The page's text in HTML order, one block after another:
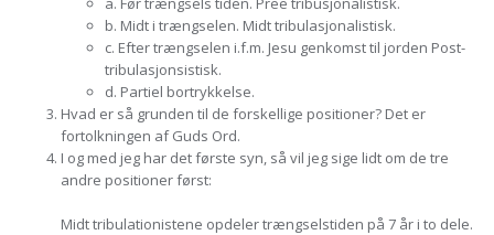
b. Midt i trængselen. Midt tribulasjonalistisk.
c. Efter trængselen i.f.m. Jesu genkomst til jorden Post-
tribulasjonsistisk.
d. Partiel bortrykkelse.
Hvad er så grunden til de forskellige positioner? Det er
fortolkningen af Guds Ord.
I og med jeg har det første syn, så vil jeg sige lidt om de tre
andre positioner først:
Midt tribulationistene opdeler trængselstiden på 7 år i to dele.